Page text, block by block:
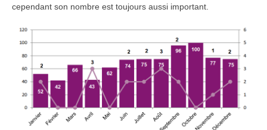
cependant son nombre est toujours aussi important.